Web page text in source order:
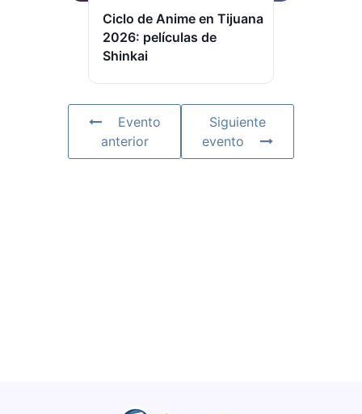
Ciclo de Anime en Tijuana
2026: películas de
Shinkai
Evento
anterior
Siguiente
evento